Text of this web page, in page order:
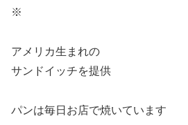
※
アメリカ生まれの
サンドイッチを提供
パンは毎日お店で焼いています